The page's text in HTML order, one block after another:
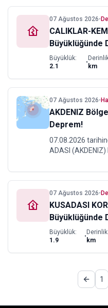
07 Ağustos 2026•
CALIKLAR-
Büyüklüğünde
Büyüklük:
2.1
•
km
07 Ağustos 2026•
AKDENIZ
Deprem!
07.08.2026
ADASI
1.4 km olarak
07 Ağustos 2026•
KUSADASI
Büyüklüğünde
Büyüklük:
1.9
•
Derinlik:
km
1